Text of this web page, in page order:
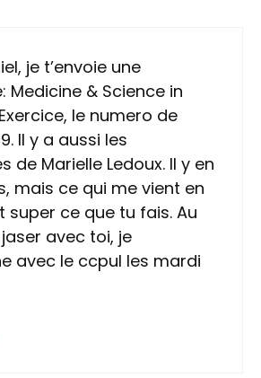
je t’envoie une
Medicine & Science in
le numero de
Il y a aussi les
de Marielle Ledoux. Il y en
mais ce qui me vient en
super ce que tu fais. Au
avec toi, je
avec le ccpul les mardi